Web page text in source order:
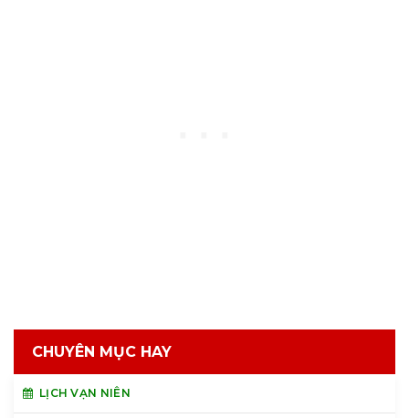
CHUYÊN MỤC HAY
LỊCH VẠN NIÊN